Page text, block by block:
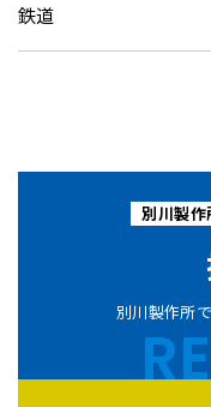
鉄道
別川製作
別川製作所